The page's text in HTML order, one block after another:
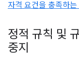
자격 요건을 충족하
정적 규칙 및
중지